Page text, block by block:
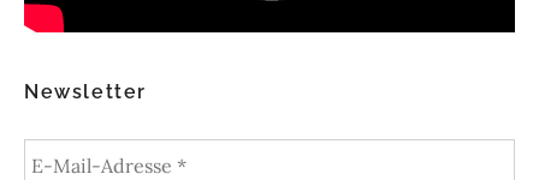
Newsletter